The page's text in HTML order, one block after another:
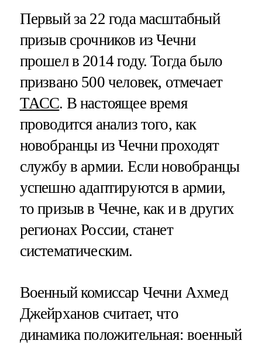
Первый за 22 года масштабный
призыв срочников из Чечни
прошел в 2014 году. Тогда было
призвано 500 человек, отмечает
ТАСС. В настоящее время
проводится анализ того, как
новобранцы из Чечни проходят
службу в армии. Если новобранцы
успешно адаптируются в армии,
то призыв в Чечне, как и в других
регионах России, станет
систематическим.
Военный комиссар Чечни Ахмед
Джейрханов считает, что
динамика положительная: военный